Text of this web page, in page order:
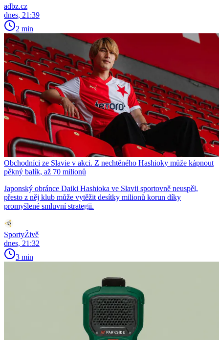
adbz.cz
dnes, 21:39
2 min
Obchodníci ze Slavie v akci. Z nechtěného Hashioky může kápnout
pěkný balík, až 70 milionů
Japonský obránce Daiki Hashioka ve Slavii sportovně neuspěl,
přesto z něj klub může vytěžit desítky milionů korun díky
promyšlené smluvní strategii.
SportyŽivě
dnes, 21:32
3 min